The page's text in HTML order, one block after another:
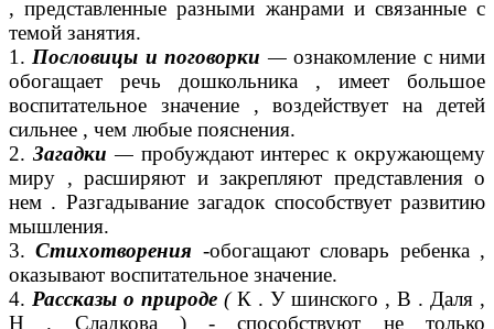
, представленные разными жанрами и связанные с
темой занятия.
1. Пословицы и поговорки —ознакомление с ними
обогащает речь дошкольника , имеет большое
воспитательное значение , воздействует на детей
сильнее , чем любые пояснения.
2. Загадки —пробуждают интерес к окружающему
миру , расширяют и закрепляют представления о
нем . Разгадывание загадок способствует развитию
мышления.
3.Стихотворения -обогащают словарь ребенка ,
оказывают воспитательное значение.
4. Рассказы о природе (К . У шинского , В . Даля ,
Н . Сладкова ) - способствуют не только